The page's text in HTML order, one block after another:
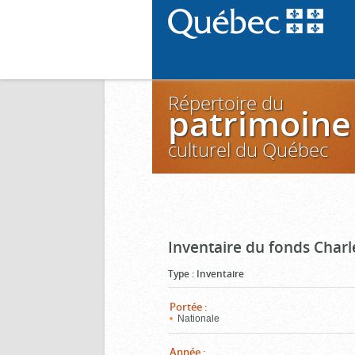
Répertoire du
patrimoine
culturel du Québec
Inventaire du fonds
Type : Inventaire
Portée :
Nationale